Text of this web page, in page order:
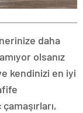
daha
olsanız
kendinizi en iyi